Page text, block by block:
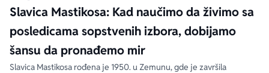
Slavica Mastikosa: Kad naučimo da živimo sa
posledicama sopstvenih izbora, dobijamo
šansu da pronađemo mir
Slavica Mastikosa rođena je 1950. u Zemunu, gde je završila